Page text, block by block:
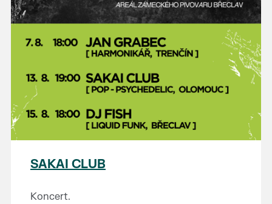
SAKAI CLUB
Koncert.